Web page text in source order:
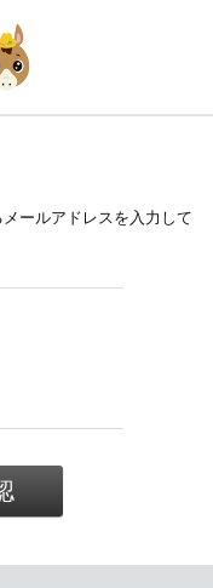
ールアドレスを入力して